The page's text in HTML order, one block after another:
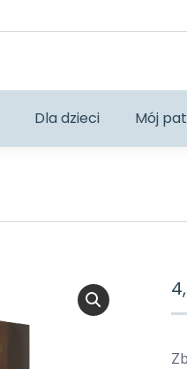
Dla dzieci Mój